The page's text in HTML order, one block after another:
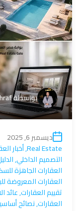
بواسطة
ديسمبر 6, 2025
Real Estate
,أخبار
التصميم الداخلي,
العقارات الجاهزة
العقارات المعروضة
تقييم العقارات,عائد
العقارات,نصائح